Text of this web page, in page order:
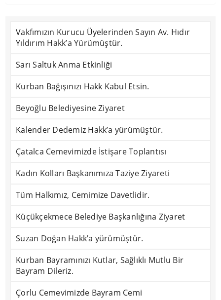
Vakfımızın Kurucu Üyelerinden Sayın Av. Hıdır
Yıldırım Hakk’a Yürümüştür.
Sarı Saltuk Anma Etkinliği
Kurban Bağışınızı Hakk Kabul Etsin.
Beyoğlu Belediyesine Ziyaret
Kalender Dedemiz Hakk’a yürümüştür.
Çatalca Cemevimizde İstişare Toplantısı
Kadın Kolları Başkanımıza Taziye Ziyareti
Tüm Halkımız, Cemimize Davetlidir.
Küçükçekmece Belediye Başkanlığına Ziyaret
Suzan Doğan Hakk’a yürümüştür.
Kurban Bayramınızı Kutlar, Sağlıklı Mutlu Bir
Bayram Dileriz.
Çorlu Cemevimizde Bayram Cemi